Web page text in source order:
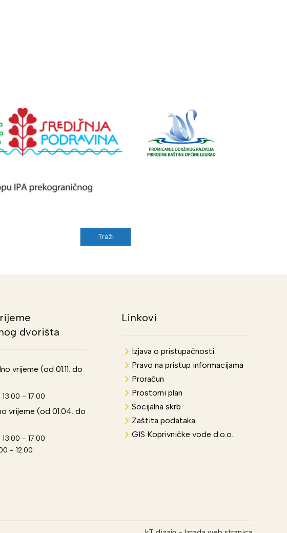
dvorišta
vrijeme (od 01.11. do
- 17:00
vrijeme (od 01.04. do
- 17:00
- 12:00
Linkovi
Izjava o pristupačnosti
Pravo na pristup informacijama
Proračun
Prostorni plan
Socijalna skrb
Zaštita podataka
GIS Koprivničke vode d.o.o.